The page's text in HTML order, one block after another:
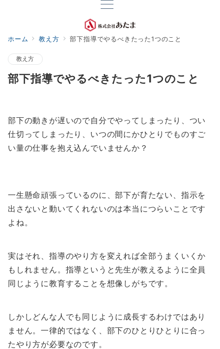
ホーム 教え方 部下指導でやるべきたった1つのこと
教え方
部下指導でやるべきたった1つのこと
部下の動きが遅いので自分でやってしまったり、つい
仕切ってしまったり、いつの間にかひとりでものすご
い量の仕事を抱え込んでいませんか？
一生懸命頑張っているのに、部下が育たない、指示を
出さないと動いてくれないのは本当につらいことです
よね。
実はそれ、指導のやり方を変えれば全部うまくいくか
もしれません。指導というと先生が教えるように全員
同じように教育することを想像しがちです。
しかしどんな人でも同じように成長するわけではあり
ません。一律的ではなく、部下のひとりひとりに合っ
たやり方が必要なのです。